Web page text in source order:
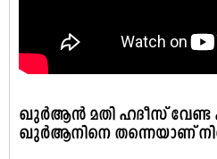
ഖുർആൻ മതി ഹദീസ് വേണ്ട
ഖുർആനിനെ തന്നെയാണ്